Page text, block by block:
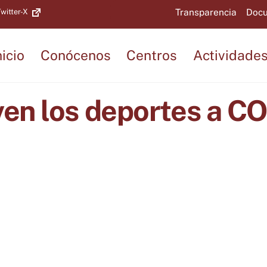
X Transparencia
Conócenos Centros Actividades
los deportes a